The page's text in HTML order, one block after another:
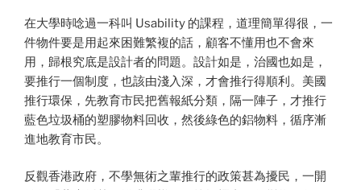
在大學時唸過一科叫 Usability 的課程，道理簡單得很，一
件物件要是用起來困難繁複的話，顧客不懂用也不會來
用，歸根究底是設計者的問題。設計如是，治國也如是，
要推行一個制度，也該由淺入深，才會推行得順利。美國
推行環保，先教育市民把舊報紙分類，隔一陣子，才推行
藍色垃圾桶的塑膠物料回收，然後綠色的鋁物料，循序漸
進地教育市民。
反觀香港政府，不學無術之輩推行的政策甚為擾民，一開